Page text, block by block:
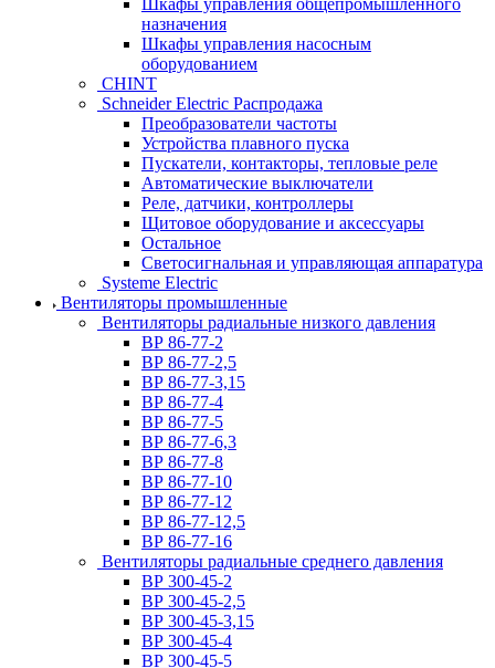
Шкафы управления общепромышленного
назначения
Шкафы управления насосным
оборудованием
CHINT
Schneider Electric Распродажа
Преобразователи частоты
Устройства плавного пуска
Пускатели, контакторы, тепловые реле
Автоматические выключатели
Реле, датчики, контроллеры
Щитовое оборудование и аксессуары
Остальное
Светосигнальная и управляющая аппаратура
Systeme Electric
Вентиляторы промышленные
Вентиляторы радиальные низкого давления
ВР 86-77-2
ВР 86-77-2,5
ВР 86-77-3,15
ВР 86-77-4
ВР 86-77-5
ВР 86-77-6,3
ВР 86-77-8
ВР 86-77-10
ВР 86-77-12
ВР 86-77-12,5
ВР 86-77-16
Вентиляторы радиальные среднего давления
ВР 300-45-2
ВР 300-45-2,5
ВР 300-45-3,15
ВР 300-45-4
ВР 300-45-5